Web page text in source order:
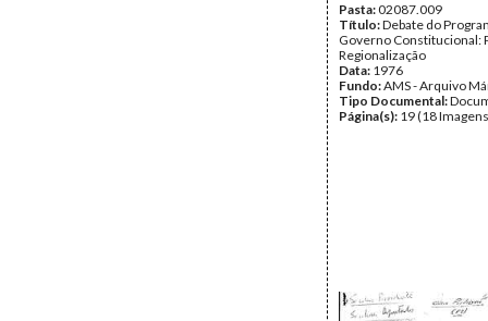
Pasta:02087.009
Título:Debate do
Governo Constitucional:
Regionalização
Data: 1976
Fundo:AMS - Arquivo
Tipo Documental:
Página(s): 19 (18